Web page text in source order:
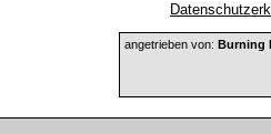
angetrieben von: Burning